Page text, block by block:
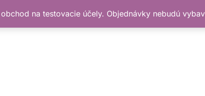
na testovacie účely. Objednávky nebudú